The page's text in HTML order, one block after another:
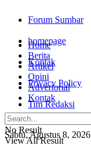
Forum Sumbar
homepage
Kontak
Privacy Policy
Tim Redaksi
Sabtu, Agustus 8, 2026
Home
Berita
Artikel
Opini
Advertorial
Kontak
No Result
View All Result